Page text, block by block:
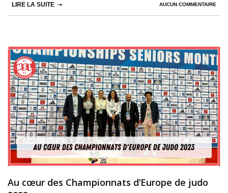
AUCUN COMMENTAIRE
LIRE LA SUITE
Au cœur des Championnats d’Europe de judo